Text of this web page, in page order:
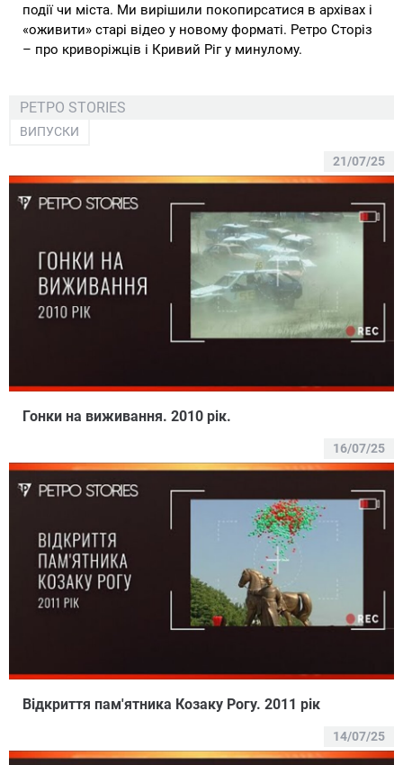
події чи міста. Ми вирішили покопирсатися в архівах і
«оживити» старі відео у новому форматі. Ретро Сторіз
– про криворіжців і Кривий Ріг у минулому.
РЕТРО STORIES
ВИПУСКИ
21/07/25
Гонки на виживання. 2010 рік.
16/07/25
Відкриття пам'ятника Козаку Рогу. 2011 рік
14/07/25